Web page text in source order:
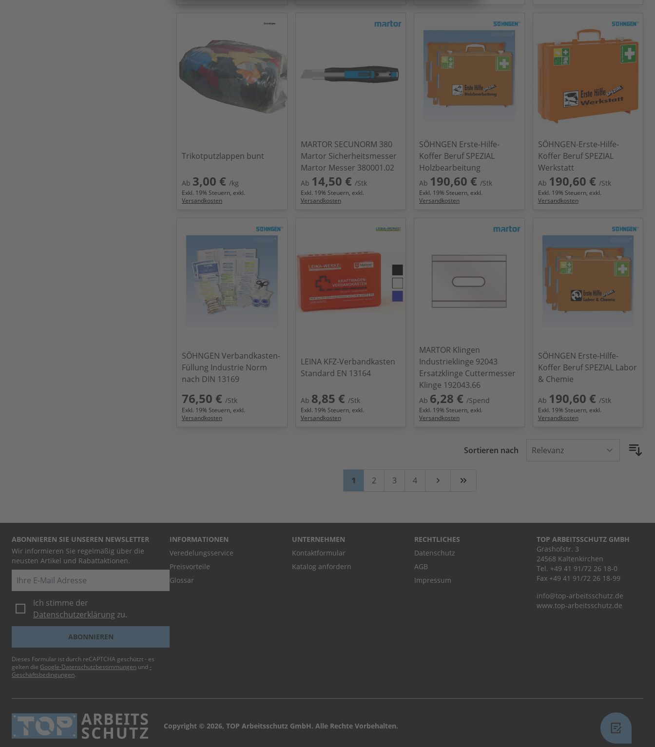
Trikotputzlappen bunt
Ab 3,00 € /kg
Exkl. 19% Steuern, exkl.
Versandkosten
MARTOR SECUNORM 380
Martor Sicherheitsmesser
Martor Messer 380001.02
Ab 14,50 € /Stk
Exkl. 19% Steuern, exkl.
Versandkosten
SÖHNGEN Erste-Hilfe-
Koffer Beruf SPEZIAL
Holzbearbeitung
Ab 190,60 € /Stk
Exkl. 19% Steuern, exkl.
Versandkosten
SÖHNGEN-Erste-Hilfe-
Koffer Beruf SPEZIAL
Werkstatt
Ab 190,60 € /Stk
Exkl. 19% Steuern, exkl.
Versandkosten
SÖHNGEN Verbandkasten-
Füllung Industrie Norm
nach DIN 13169
76,50 € /Stk
Exkl. 19% Steuern, exkl.
Versandkosten
LEINA KFZ-Verbandkasten
Standard EN 13164
Ab 8,85 € /Stk
Exkl. 19% Steuern, exkl.
Versandkosten
MARTOR Klingen
Industrieklinge 92043
Ersatzklinge Cuttermesser
Klinge 192043.66
Ab 6,28 € /Spend
Exkl. 19% Steuern, exkl.
Versandkosten
SÖHNGEN Erste-Hilfe-
Koffer Beruf SPEZIAL Labor
& Chemie
Ab 190,60 € /Stk
Exkl. 19% Steuern, exkl.
Versandkosten
Sortieren nach
Sie lesen gerade Seite
1 Seite
2 Seite
3 Seite
4 Weiter Zuletzt
ABONNIEREN SIE UNSEREN NEWSLETTER
Wir informieren Sie regelmäßig über die
neusten Artikel und Rabattaktionen.
E-Mail
Ich stimme der
Datenschutzerklärung zu.
ABONNIEREN
Dieses Formular ist durch reCAPTCHA geschützt - es
gelten die Google-Datenschutzbestimmungen und -
Geschäftsbedingungen.
INFORMATIONEN
Veredelungsservice
Preisvorteile
Glossar
UNTERNEHMEN
Kontaktformular
Katalog anfordern
RECHTLICHES
Datenschutz
AGB
Impressum
TOP ARBEITSSCHUTZ GMBH
Grashofstr. 3
24568 Kaltenkirchen
Tel. +49 41 91/72 26 18-0
Fax +49 41 91/72 26 18-99
info@top-arbeitsschutz.de
www.top-arbeitsschutz.de
Copyright © 2026, TOP Arbeitsschutz GmbH. Alle Rechte Vorbehalten.